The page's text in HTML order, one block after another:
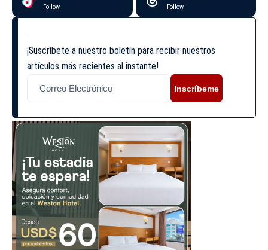
Follow Follow
¡Suscríbete a nuestro boletín para recibir nuestros
artículos más recientes al instante!
Inscríbeme